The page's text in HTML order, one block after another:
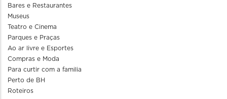
Bares e Restaurantes
Museus
Teatro e Cinema
Parques e Praças
Ao ar livre e Esportes
Compras e Moda
Para curtir com a familia
Perto de BH
Roteiros